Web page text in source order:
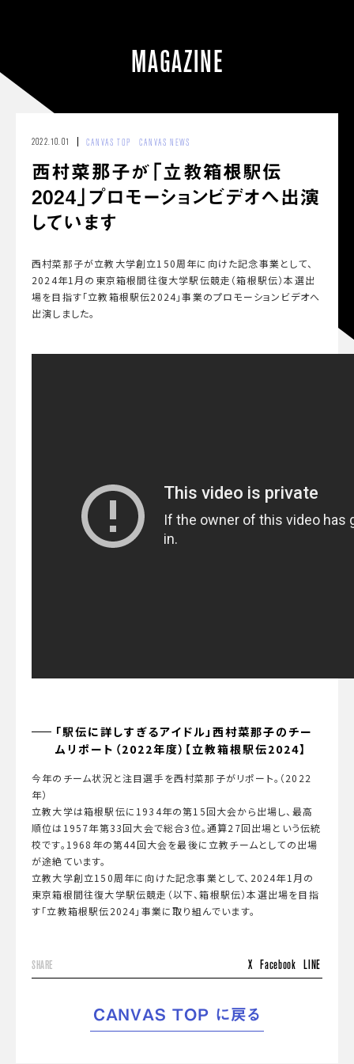
MAGAZINE
2022.10.01 CANVAS TOP CANVAS NEWS
西村菜那子が「立教箱根駅伝
2024」プロモーションビデオへ出演
しています
西村菜那子が立教大学創立150周年に向けた記念事業として、
2024年1月の東京箱根間往復大学駅伝競走（箱根駅伝）本選出
場を目指す「立教箱根駅伝2024」事業のプロモーションビデオへ
出演しました。
「駅伝に詳しすぎるアイドル」西村菜那子のチー
ムリポート（2022年度）【立教箱根駅伝2024】
今年のチーム状況と注目選手を西村菜那子がリポート。（2022
年）
立教大学は箱根駅伝に1934年の第15回大会から出場し、最高
順位は1957年第33回大会で総合3位。通算27回出場という伝統
校です。1968年の第44回大会を最後に立教チームとしての出場
が途絶ています。
立教大学創立150周年に向けた記念事業として、2024年1月の
東京箱根間往復大学駅伝競走（以下、箱根駅伝）本選出場を目指
す「立教箱根駅伝2024」事業に取り組んでいます。
SHARE X Facebook LINE
CANVAS TOP に戻る